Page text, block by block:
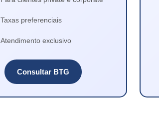
Taxas preferenciais
Atendimento exclusivo
Consultar BTG